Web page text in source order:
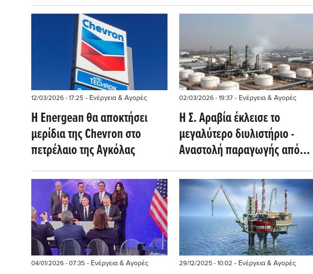
Μαϊο
flows
12/03/2026 - 17:25 - Ενέργεια & Αγορές
Η Energean θα αποκτήσει
μερίδια της Chevron στο
πετρέλαιο της Αγκόλας
02/03/2026 - 19:37 - Ενέργεια & Αγορές
Η Σ. Αραβία έκλεισε το
μεγαλύτερο διυλιστήριο -
Αναστολή παραγωγής από
Chevron και Energean στο
Ισραήλ (OilPrice)
04/01/2026 - 07:35 - Ενέργεια & Αγορές 29/12/2025 - 10:02 - Ενέργεια & Αγορές